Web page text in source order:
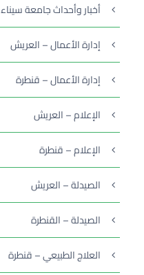
أخبار وأحداث جامعة سيناء
إدارة الأعمال – العريش
إدارة الأعمال – قنطرة
الإعلام – العريش
الإعلام – قنطرة
الصيدلة – العريش
الصيدلة – القنطرة
العلاج الطبيعي – قنطرة